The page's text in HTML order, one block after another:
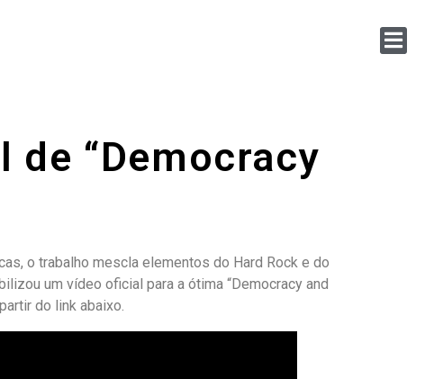
“Democracy
o trabalho mescla elementos do Hard Rock e do
um vídeo oficial para a ótima “Democracy and
do link abaixo.